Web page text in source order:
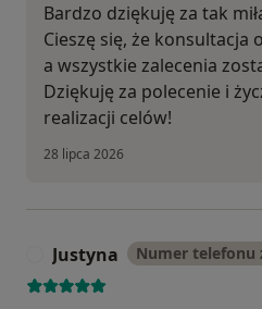
Bardzo dziękuję za tak
Cieszę się, że konsultacja
a wszystkie zalecenia
Dziękuję za polecenie i
realizacji celów!
28 lipca 2026
Justyna Numer